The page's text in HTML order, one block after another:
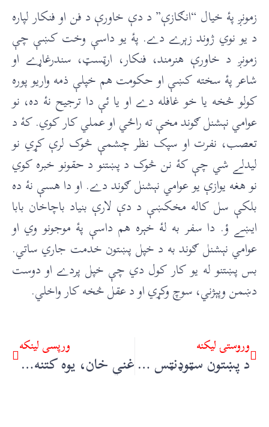
زمونږ پۀ خيال “انګازې” د دې خاورې د فن او فنکار لپاره
د يو نوي ژوند زېرے دے. پۀ يو داسې وخت کښې چې
زمونږ د خاورې هنرمند، فنکار، ارټسټ، سندرغاړے او
شاعر پۀ سخته کښې او حکومت هم خپلې ذمه واريو پوره
کولو څخه يا خو غافله دے او يا ئې دا ترجيح نۀ ده، نو
عوامي نېشنل ګوند مخې ته راځي او عملي کار کوي. کۀ د
تعصب، نفرت او سپک نظر چشمې څوک لرې کړي نو
ليدلے شي چې کۀ نن څوک د پښتنو د حقونو خبره کوي
نو هغه يوازې يو عوامي نېشنل ګوند دے. او دا هسې نۀ ده
بلکې سل کاله مخکښې د دې لارې بنياد باچاخان بابا
ايښے ؤ. دا سفر به لۀ خېره هم داسې پۀ موجونو وي او
عوامي نېشنل ګوند به د خپل پښتون خدمت جاري ساتي.
بس پښتنو له يو کار کول دي چې خپل پردے او دوست
دښمن وپېژني، سوچ وکړي او د عقل څخه کار واخلي.
وروستۍ ليکنه
د پښتون سټوډنټس فېډرېشن د 2021 د کال نوې کابينه – علي يوسفزے
ورپسې لينکه
غني خان، يوه کتنه – مولانا محمد يوسف بونېرے، کوالالمپور